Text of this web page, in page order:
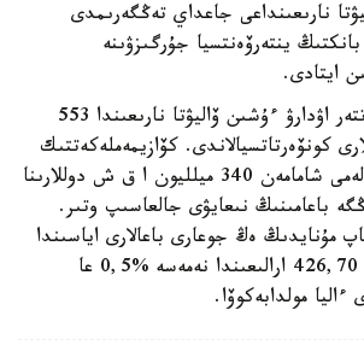
نارىعىنداعى جاعداي تەڭگەرىمدى
ينتەرۆەنتسيا جۇرگىزۋىنە
ايتادى.
«بيۋجەتكە ترانسفەرتتەر اۋدارۋ ءۇشىن ۆاليۋتا نارىعىندا 553
كونۆەرتاتسيالاندى. كۆازيمەملەكەتتىك
سەكتوردىڭ ساتۋ كولەمى شامامەن 340 ميلليون ا ق ش دوللارىنا
باعامىنىڭ نىعايۋى جالعاسىپ وتىر.
مۇنايدىڭ ەڭ جوعارى باعالارى اياسىندا
ۆاليۋتا 428,71 دەن 426,70 ارالىعىندا نەمەسە %0,5 عا
مولدابەكوۆا.